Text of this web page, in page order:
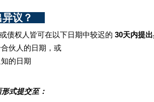
异议？
债权人皆可在以下日期中较迟的 30天内提出
伙人的日期，或
的日期
式提交至：